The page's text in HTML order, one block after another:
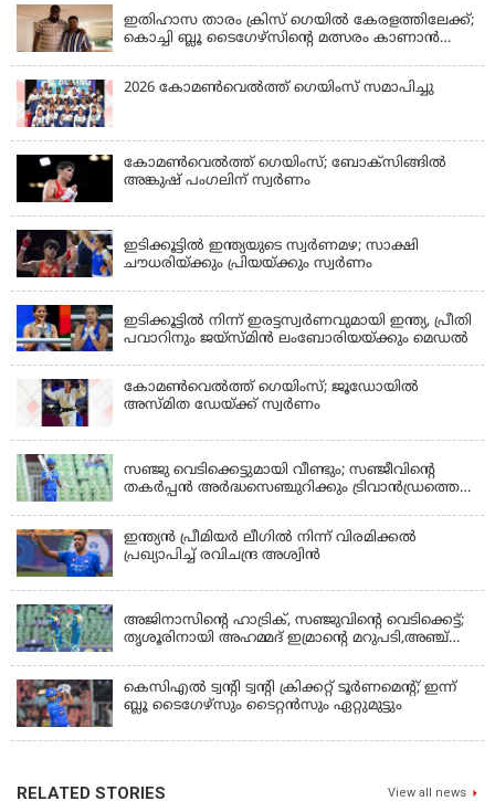
ഇതിഹാസ താരം ക്രിസ് ഗെയിൽ കേരളത്തിലേക്ക്;
കൊച്ചി ബ്ലൂ ടൈഗേഴ്സിന്റെ മത്സരം കാണാൻ
2026 കോമണ്‍വെല്‍ത്ത് ഗെയിംസ് സമാപിച്ചു
കോമണ്‍വെല്‍ത്ത് ഗെയിംസ്; ബോക്‌സിങ്ങില്‍
അങ്കുഷ് പംഗലിന് സ്വര്‍ണം
ഇടിക്കൂട്ടിൽ ഇന്ത്യയുടെ സ്വർണമഴ; സാക്ഷി
ചൗധരിയ്ക്കും പ്രിയയ്ക്കും സ്വർണം
ഇടിക്കൂട്ടിൽ നിന്ന് ഇരട്ടസ്വർണവുമായി ഇന്ത്യ, പ്രീതി
പവാറിനും ജയ്സ്മിന്‍ ലംബോരിയയ്ക്കും മെഡൽ
കോമണ്‍വെല്‍ത്ത് ഗെയിംസ്; ജൂഡോയിൽ
അസ്മിത ഡേയ്ക്ക് സ്വർണം
സഞ്ജു വെടിക്കെട്ടുമായി വീണ്ടും; സഞ്ജീവിന്‍റെ
തകർപ്പൻ അർദ്ധസെഞ്ചുറിക്കും ട്രിവാൻഡ്രത്തെ
ഇന്ത്യന്‍ പ്രീമിയര്‍ ലീഗില്‍ നിന്ന് വിരമിക്കല്‍
പ്രഖ്യാപിച്ച് രവിചന്ദ്ര അശ്വിന്‍
അജിനാസിന്റെ ഹാട്രിക്, സഞ്ജുവിന്റെ വെടിക്കെട്ട്;
തൃശൂരിനായി അഹമ്മദ് ഇമ്രാന്റെ മറുപടി,അഞ്ച്
കെസിഎൽ ട്വൻ്റി ട്വൻ്റി ക്രിക്കറ്റ് ടൂർണമെൻ്റ്; ഇന്ന്
ബ്ലൂ ടൈഗേഴ്സും ടൈറ്റൻസും ഏറ്റുമുട്ടും
RELATED STORIES View all news